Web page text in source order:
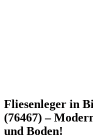
Fliesenleger in
(76467) –
und Boden!